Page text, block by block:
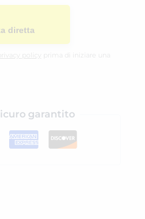
diretta
policy
prima di iniziare una
garantito